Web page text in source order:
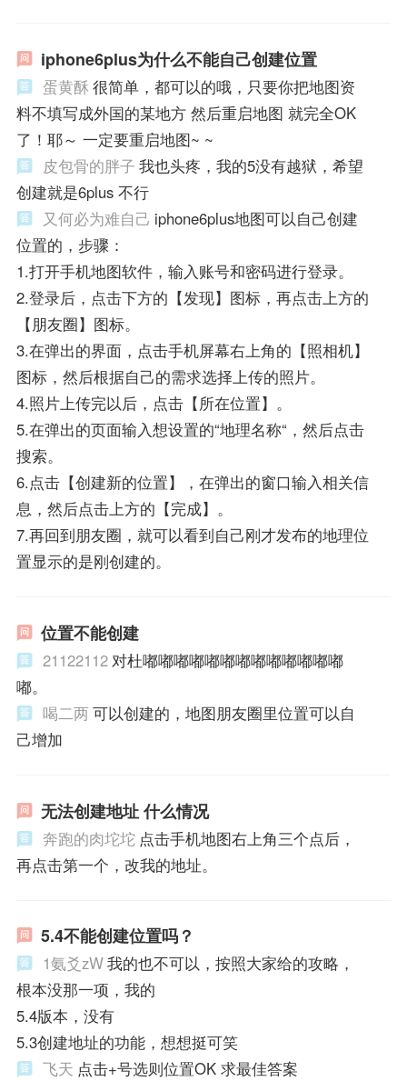
iphone6plus为什么不能自己创建位置
蛋黄酥 很简单，都可以的哦，只要你把地图资
料不填写成外国的某地方 然后重启地图 就完全OK
了！耶～ 一定要重启地图~ ~
皮包骨的胖子 我也头疼，我的5没有越狱，希望
创建就是6plus 不行
又何必为难自己 iphone6plus地图可以自己创建
位置的，步骤：
1.打开手机地图软件，输入账号和密码进行登录。
2.登录后，点击下方的【发现】图标，再点击上方的
【朋友圈】图标。
3.在弹出的界面，点击手机屏幕右上角的【照相机】
图标，然后根据自己的需求选择上传的照片。
4.照片上传完以后，点击【所在位置】。
5.在弹出的页面输入想设置的“地理名称“，然后点击
搜索。
6.点击【创建新的位置】，在弹出的窗口输入相关信
息，然后点击上方的【完成】。
7.再回到朋友圈，就可以看到自己刚才发布的地理位
置显示的是刚创建的。
位置不能创建
21122112对杜嘟嘟嘟嘟嘟嘟嘟嘟嘟嘟嘟嘟嘟
嘟。
喝二两可以创建的，地图朋友圈里位置可以自
己增加
无法创建地址 什么情况
奔跑的肉坨坨 点击手机地图右上角三个点后，
再点击第一个，改我的地址。
5.4不能创建位置吗？
1氨爻zW我的也不可以，按照大家给的攻略，
根本没那一项，我的
5.4版本，没有
5.3创建地址的功能，想想挺可笑
飞天 点击+号选则位置OK 求最佳答案